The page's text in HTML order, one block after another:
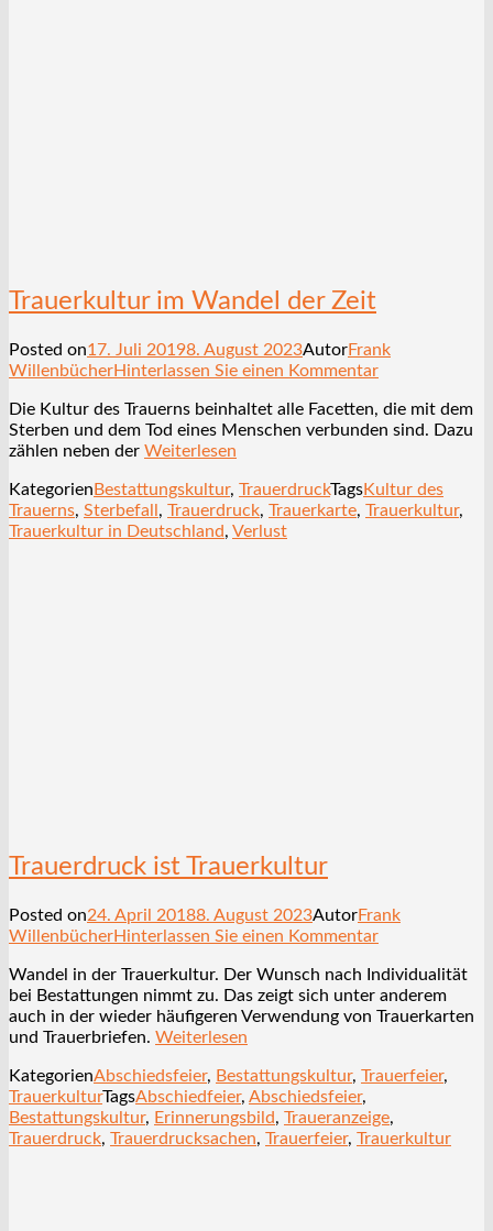
Trauerkultur im Wandel der Zeit
Posted on17. Juli 20198. August 2023AutorFrank
WillenbücherHinterlassen Sie einen Kommentar
Die Kultur des Trauerns beinhaltet alle Facetten, die mit dem
Sterben und dem Tod eines Menschen verbunden sind. Dazu
zählen neben der Weiterlesen
Kategorien Bestattungskultur, TrauerdruckTagsKultur des
Trauerns, Sterbefall , Trauerdruck, Trauerkarte, Trauerkultur,
Trauerkultur in Deutschland, Verlust
Trauerdruck ist Trauerkultur
Posted on24. April 20188. August 2023AutorFrank
WillenbücherHinterlassen Sie einen Kommentar
Wandel in der Trauerkultur. Der Wunsch nach Individualität
bei Bestattungen nimmt zu. Das zeigt sich unter anderem
auch in der wieder häufigeren Verwendung von Trauerkarten
und Trauerbriefen. Weiterlesen
KategorienAbschiedsfeier, Bestattungskultur, Trauerfeier,
TrauerkulturTagsAbschiedfeier, Abschiedsfeier,
Bestattungskultur, Erinnerungsbild, Traueranzeige,
Trauerdruck, Trauerdrucksachen, Trauerfeier, Trauerkultur